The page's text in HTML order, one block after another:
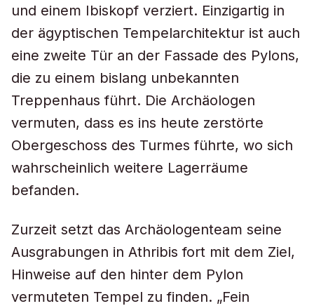
und einem Ibiskopf verziert. Einzigartig in
der ägyptischen Tempelarchitektur ist auch
eine zweite Tür an der Fassade des Pylons,
die zu einem bislang unbekannten
Treppenhaus führt. Die Archäologen
vermuten, dass es ins heute zerstörte
Obergeschoss des Turmes führte, wo sich
wahrscheinlich weitere Lagerräume
befanden.
Zurzeit setzt das Archäologenteam seine
Ausgrabungen in Athribis fort mit dem Ziel,
Hinweise auf den hinter dem Pylon
vermuteten Tempel zu finden. „Fein